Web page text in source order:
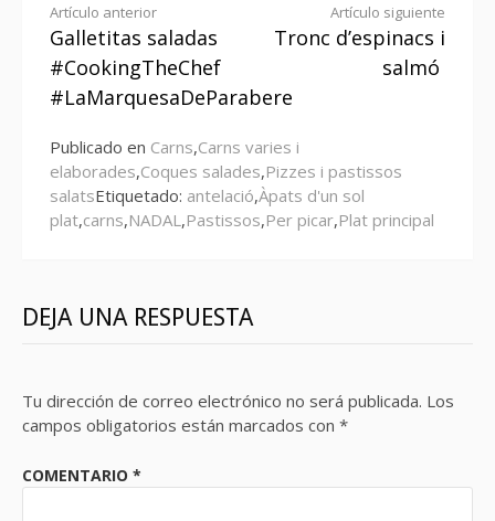
Seguir
leyendo
Artículo anterior
Galletitas saladas
#CookingTheChef
#LaMarquesaDeParabere
Artículo siguiente
Tronc d’espinacs i
salmó
Publicado en Carns,Carns varies i
elaborades,Coques salades,Pizzes i pastissos
salatsEtiquetado: antelació,Àpats d'un sol
plat,carns,NADAL,Pastissos,Per picar,Plat principal
DEJA UNA RESPUESTA
Tu dirección de correo electrónico no será publicada. Los
campos obligatorios están marcados con *
COMENTARIO *